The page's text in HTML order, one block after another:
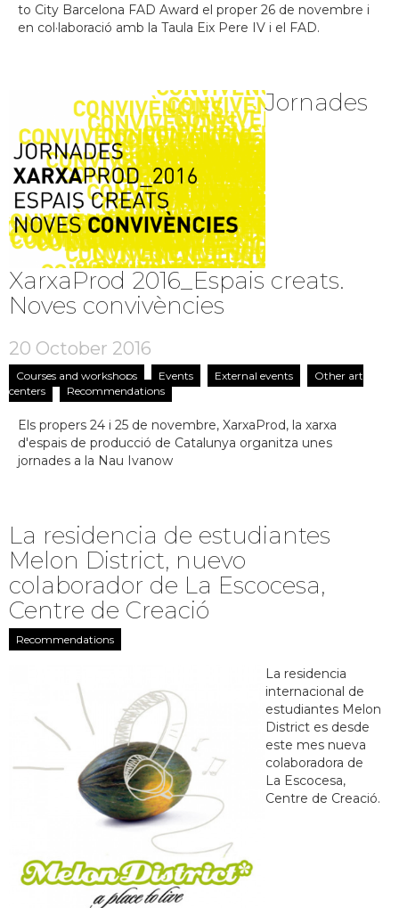
to City Barcelona FAD Award el proper 26 de novembre i
en col·laboració amb la Taula Eix Pere IV i el FAD.
Jornades
XarxaProd 2016_Espais creats.
Noves convivències
20 October 2016
Courses and workshops Events External events
Other art
centers
Recommendations
Els propers 24 i 25 de novembre, XarxaProd, la xarxa
d'espais de producció de Catalunya organitza unes
jornades a la Nau Ivanow
La residencia de estudiantes
Melon District, nuevo
colaborador de La Escocesa,
Centre de Creació
Recommendations
La residencia
internacional de
estudiantes Melon
District es desde
este mes nueva
colaboradora de
La Escocesa,
Centre de Creació.